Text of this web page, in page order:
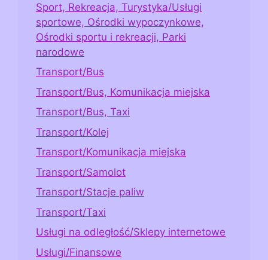
Sport, Rekreacja, Turystyka/Usługi
sportowe, Ośrodki wypoczynkowe,
Ośrodki sportu i rekreacji, Parki
narodowe
Transport/Bus
Transport/Bus, Komunikacja miejska
Transport/Bus, Taxi
Transport/Kolej
Transport/Komunikacja miejska
Transport/Samolot
Transport/Stacje paliw
Transport/Taxi
Usługi na odległość/Sklepy internetowe
Usługi/Finansowe